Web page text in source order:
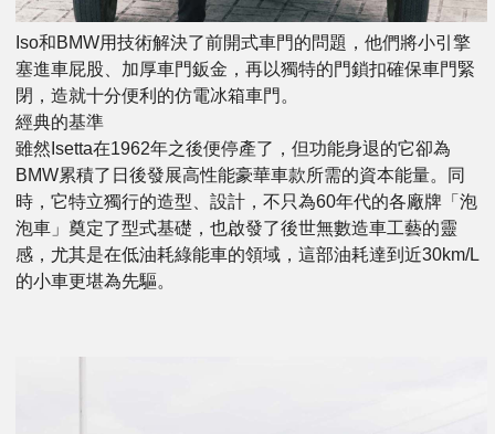
Iso和BMW用技術解決了前開式車門的問題，他們將小引擎
塞進車屁股、加厚車門鈑金，再以獨特的門鎖扣確保車門緊
閉，造就十分便利的仿電冰箱車門。
經典的基準
雖然Isetta在1962年之後便停產了，但功能身退的它卻為
BMW累積了日後發展高性能豪華車款所需的資本能量。同
時，它特立獨行的造型、設計，不只為60年代的各廠牌「泡
泡車」奠定了型式基礎，也啟發了後世無數造車工藝的靈
感，尤其是在低油耗綠能車的領域，這部油耗達到近30km/L
的小車更堪為先驅。